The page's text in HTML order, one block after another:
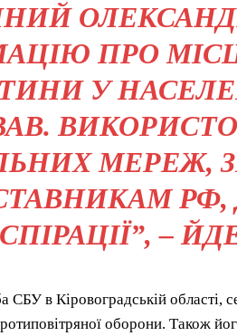
ПРО
У
МЕРЕЖ,
–
в Кіровоградській області,
оборони. Також